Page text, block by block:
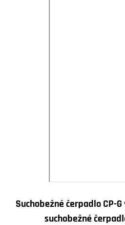
Suchobežné čerpadlo CP-
suchobežné